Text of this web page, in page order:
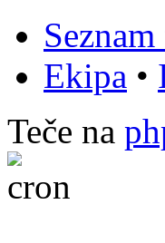
Ekipa •
Teče na